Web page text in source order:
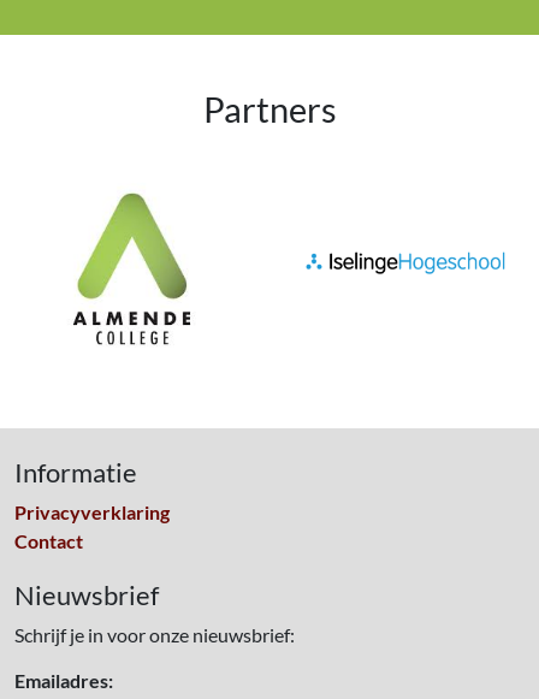
Partners
Informatie
Privacyverklaring
Contact
Nieuwsbrief
Schrijf je in voor onze nieuwsbrief:
Emailadres: